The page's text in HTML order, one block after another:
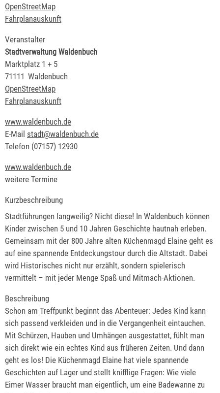
OpenStreetMap
Fahrplanauskunft
Veranstalter
Stadtverwaltung Waldenbuch
Marktplatz 1 + 5
71111 Waldenbuch
OpenStreetMap
Fahrplanauskunft
www.waldenbuch.de
E-Mail stadt@waldenbuch.de
Telefon (07157) 12930
www.waldenbuch.de
weitere Termine
Kurzbeschreibung
Stadtführungen langweilig? Nicht diese! In Waldenbuch können
Kinder zwischen 5 und 10 Jahren Geschichte hautnah erleben.
Gemeinsam mit der 800 Jahre alten Küchenmagd Elaine geht es
auf eine spannende Entdeckungstour durch die Altstadt. Dabei
wird Historisches nicht nur erzählt, sondern spielerisch
vermittelt – mit jeder Menge Spaß und Mitmach-Aktionen.
Beschreibung
Schon am Treffpunkt beginnt das Abenteuer: Jedes Kind kann
sich passend verkleiden und in die Vergangenheit eintauchen.
Mit Schürzen, Hauben und Umhängen ausgestattet, fühlt man
sich direkt wie ein echtes Kind aus früheren Zeiten. Und dann
geht es los! Die Küchenmagd Elaine hat viele spannende
Geschichten auf Lager und stellt knifflige Fragen: Wie viele
Eimer Wasser braucht man eigentlich, um eine Badewanne zu